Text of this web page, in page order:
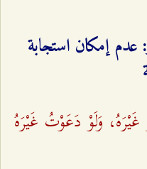
عدم إمكان استجابة
وَلَوْ دَعَوْتُ غَيْرَهُ